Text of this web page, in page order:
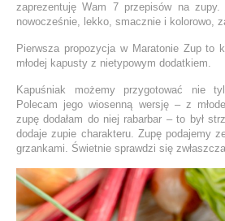
zaprezentuję Wam 7 przepisów na
nowocześnie, lekko, smacznie i kolorowo,
Pierwsza propozycja w Maratonie Zup to
młodej kapusty z nietypowym dodatkiem.
Kapuśniak możemy przygotować nie
Polecam jego wiosenną wersję – z
zupę dodałam do niej rabarbar – to był
dodaje zupie charakteru. Zupę podajemy
grzankami. Świetnie sprawdzi się